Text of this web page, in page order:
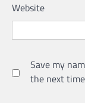
Website
Save my
the next